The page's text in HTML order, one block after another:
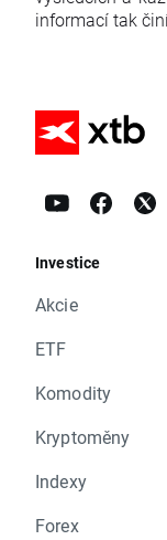
informací tak
Investice
Akcie
ETF
Komodity
Kryptoměny
Indexy
Forex